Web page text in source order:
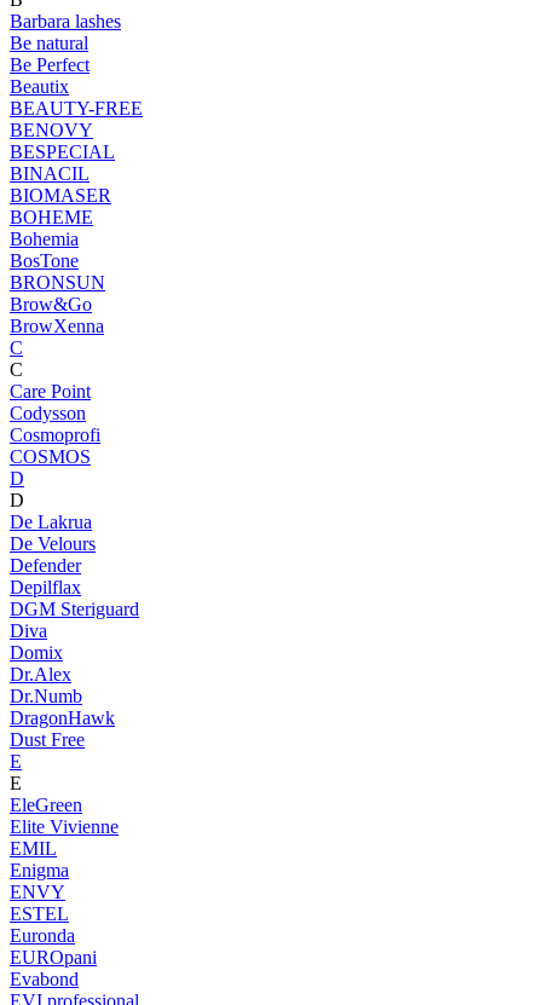
Barbara lashes
Be natural
Be Perfect
Beautix
BEAUTY-FREE
BENOVY
BESPECIAL
BINACIL
BIOMASER
BOHEME
Bohemia
BosTone
BRONSUN
Brow&Go
BrowXenna
C
C
Care Point
Codysson
Cosmoprofi
COSMOS
D
D
De Lakrua
De Velours
Defender
Depilflax
DGM Steriguard
Diva
Domix
Dr.Alex
Dr.Numb
DragonHawk
Dust Free
E
E
EleGreen
Elite Vivienne
EMIL
Enigma
ENVY
ESTEL
Euronda
EUROpani
Evabond
EVI professional